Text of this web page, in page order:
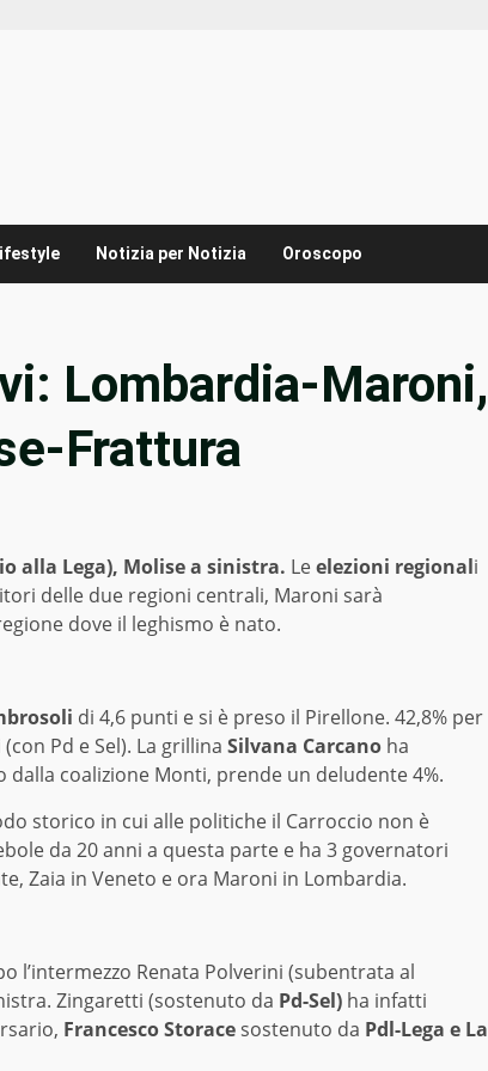
Notizia per Notizia Oroscopo
Lombardia-Maroni,
Frattura
alla Lega), Molise a sinistra. Leelezioni regionali
delle due regioni centrali, Maroni sarà
dove il leghismo è nato.
di 4,6 punti e si è preso il Pirellone. 42,8% per
Pd e Sel). La grillina Silvana Carcano ha
dalla coalizione Monti, prende un deludente 4%.
storico in cui alle politiche il Carroccio non è
da 20 anni a questa parte e ha 3 governatori
Zaia in Veneto e ora Maroni in Lombardia.
l’intermezzo Renata Polverini (subentrata al
Zingaretti (sostenuto da Pd-Sel) ha infatti
Francesco Storacesostenuto da Pdl-Lega e La